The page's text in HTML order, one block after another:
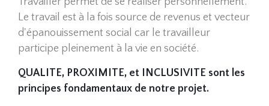
Le travail est à la fois source de revenus et vecteur
d'épanouissement social car le travailleur
participe pleinement à la vie en société.
QUALITE, PROXIMITE, et INCLUSIVITE sont les
principes fondamentaux de notre projet.